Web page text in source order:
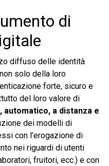
di
diffuso delle identità
solo della loro
forte, sicuro e
del loro valore di
a distanza e
dei modelli di
con l’erogazione di
nei riguardi di utenti
fruitori, ecc.) e con